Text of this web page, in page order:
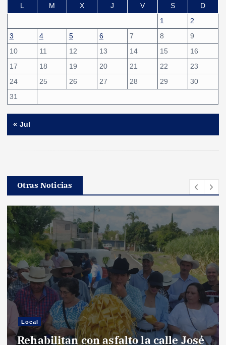
L
M X J V S
D
1
2
3
4 5 6 7 8
9
10
11 12 13 14 15
16
17
18 19 20 21 22
23
24
25 26 27 28 29
30
31
« Jul
Otras Noticias
Local
Rehabilitan con asfalto la calle José